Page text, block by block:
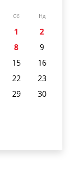
Сб Нд
1
2
8
9
15
16
22
23
29
30